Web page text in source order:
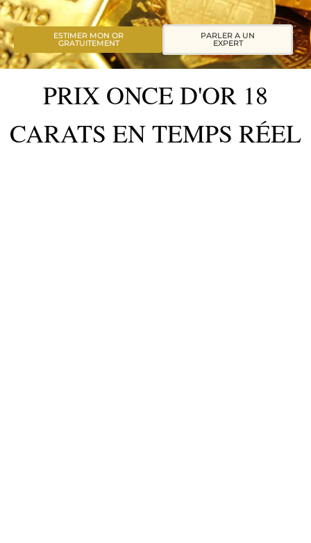
ESTIMER MON OR
GRATUITEMENT
PARLER A UN
EXPERT
PRIX ONCE D'OR 18
CARATS EN TEMPS RÉEL